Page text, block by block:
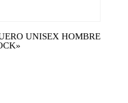
UNISEX HOMBRE